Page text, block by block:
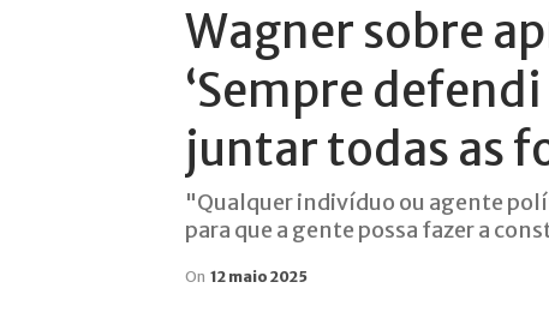
Wagner sobre
‘Sempre
juntar todas as
"Qualquer indivíduo ou agente
para que a gente possa fazer a
On 12 maio 2025